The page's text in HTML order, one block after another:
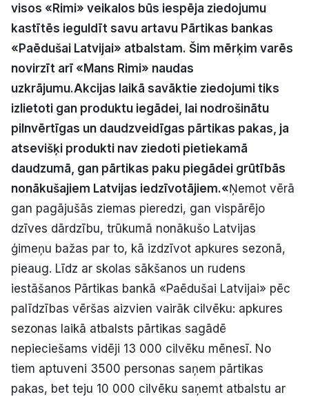
Pasākumi
Reklāma
Politiskā reklāma
Par mums
Kontakti
Ziņo redakcijai
Facebook Instagram YouTube
E-avīze Abonē
visos «Rimi» veikalos būs iespēja ziedojumu
kastītēs ieguldīt savu artavu Pārtikas bankas
«Paēdušai Latvijai» atbalstam. Šim mērķim varēs
novirzīt arī «Mans Rimi» naudas
uzkrājumu.Akcijas laikā savāktie ziedojumi tiks
izlietoti gan produktu iegādei, lai nodrošinātu
pilnvērtīgas un daudzveidīgas pārtikas pakas, ja
atsevišķi produkti nav ziedoti pietiekamā
daudzumā, gan pārtikas paku piegādei grūtībās
nonākušajiem Latvijas iedzīvotājiem.«Ņemot vērā
gan pagājušās ziemas pieredzi, gan vispārējo
dzīves dārdzību, trūkumā nonākušo Latvijas
ģimeņu bažas par to, kā izdzīvot apkures sezonā,
pieaug. Līdz ar skolas sākšanos un rudens
iestāšanos Pārtikas bankā «Paēdušai Latvijai» pēc
palīdzības vēršas aizvien vairāk cilvēku: apkures
sezonas laikā atbalsts pārtikas sagādē
nepieciešams vidēji 13 000 cilvēku mēnesī. No
tiem aptuveni 3500 personas saņem pārtikas
pakas, bet teju 10 000 cilvēku saņemt atbalstu ar